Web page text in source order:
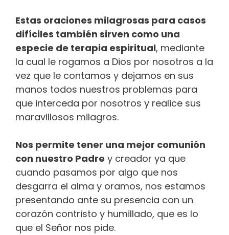
Estas oraciones milagrosas para casos
difíciles también sirven como una
especie de terapia espiritual, mediante
la cual le rogamos a Dios por nosotros a la
vez que le contamos y dejamos en sus
manos todos nuestros problemas para
que interceda por nosotros y realice sus
maravillosos milagros.
Nos permite tener una mejor comunión
con nuestro Padre y creador ya que
cuando pasamos por algo que nos
desgarra el alma y oramos, nos estamos
presentando ante su presencia con un
corazón contristo y humillado, que es lo
que el Señor nos pide.